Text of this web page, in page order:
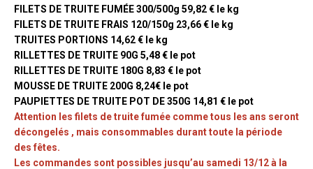
FILETS DE TRUITE FUMÉE 300/500g 59,82 € le kg
FILETS DE TRUITE FRAIS 120/150g 23,66 € le kg
TRUITES PORTIONS 14,62 € le kg
RILLETTES DE TRUITE 90G 5,48 € le pot
RILLETTES DE TRUITE 180G 8,83 € le pot
MOUSSE DE TRUITE 200G 8,24€ le pot
PAUPIETTES DE TRUITE POT DE 350G 14,81 € le pot
Attention les filets de truite fumée comme tous les ans seront
décongelés , mais consommables durant toute la période
des fêtes.
Les commandes sont possibles jusqu’au samedi 13/12 à la